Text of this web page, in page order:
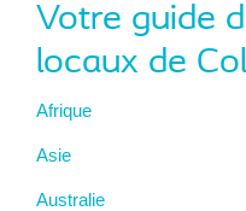
Votre guide
locaux de
Afrique
Asie
Australie